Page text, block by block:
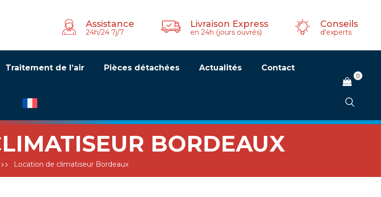
Assistance
24h/24 7j/7
Livraison Express
en 24h (jours ouvrés)
Conseils
d'experts
Traitement de l’air Pièces détachées Actualités Contact
0
BORDEAUX
Location de climatiseur Bordeaux